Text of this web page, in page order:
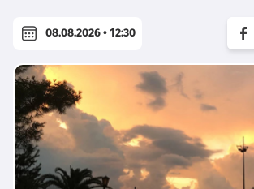
08.08.2026 • 12:30